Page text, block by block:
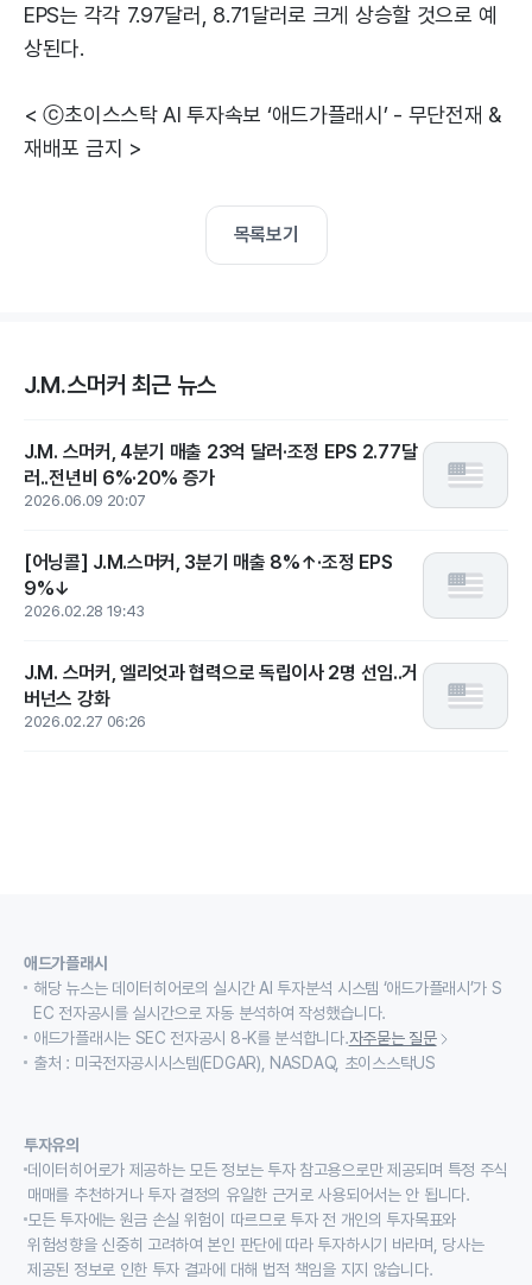
EPS는 각각 7.97달러, 8.71달러로 크게 상승할 것으로 예
상된다.
< ⓒ초이스스탁 AI 투자속보 ‘애드가플래시’ - 무단전재 &
재배포 금지 >
목록보기
J.M.스머커 최근 뉴스
J.M. 스머커, 4분기 매출 23억 달러·조정 EPS 2.77달
러..전년비 6%·20% 증가
2026.06.09 20:07
[어닝콜] J.M.스머커, 3분기 매출 8%↑·조정 EPS
9%↓
2026.02.28 19:43
J.M. 스머커, 엘리엇과 협력으로 독립이사 2명 선임..거
버넌스 강화
2026.02.27 06:26
애드가플래시
해당 뉴스는 데이터히어로의 실시간 AI 투자분석 시스템 ‘애드가플래시’가 S
EC 전자공시를 실시간으로 자동 분석하여 작성했습니다.
애드가플래시는 SEC 전자공시 8-K를 분석합니다.자주묻는 질문
출처 : 미국전자공시시스템(EDGAR), NASDAQ, 초이스스탁US
투자유의
데이터히어로가 제공하는 모든 정보는 투자 참고용으로만 제공되며 특정 주식
매매를 추천하거나 투자 결정의 유일한 근거로 사용되어서는 안 됩니다.
모든 투자에는 원금 손실 위험이 따르므로 투자 전 개인의 투자목표와
위험성향을 신중히 고려하여 본인 판단에 따라 투자하시기 바라며, 당사는
제공된 정보로 인한 투자 결과에 대해 법적 책임을 지지 않습니다.